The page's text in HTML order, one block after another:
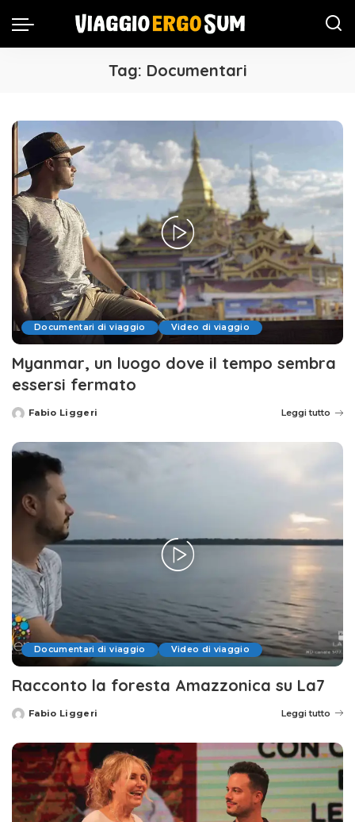
Tag: Documentari
Documentari di viaggio Video di viaggio
Myanmar, un luogo dove il tempo sembra
essersi fermato
Posted
Fabio Liggeri Leggi tutto
Documentari di viaggio Video di viaggio
Racconto la foresta Amazzonica su La7
Posted
Fabio Liggeri Leggi tutto